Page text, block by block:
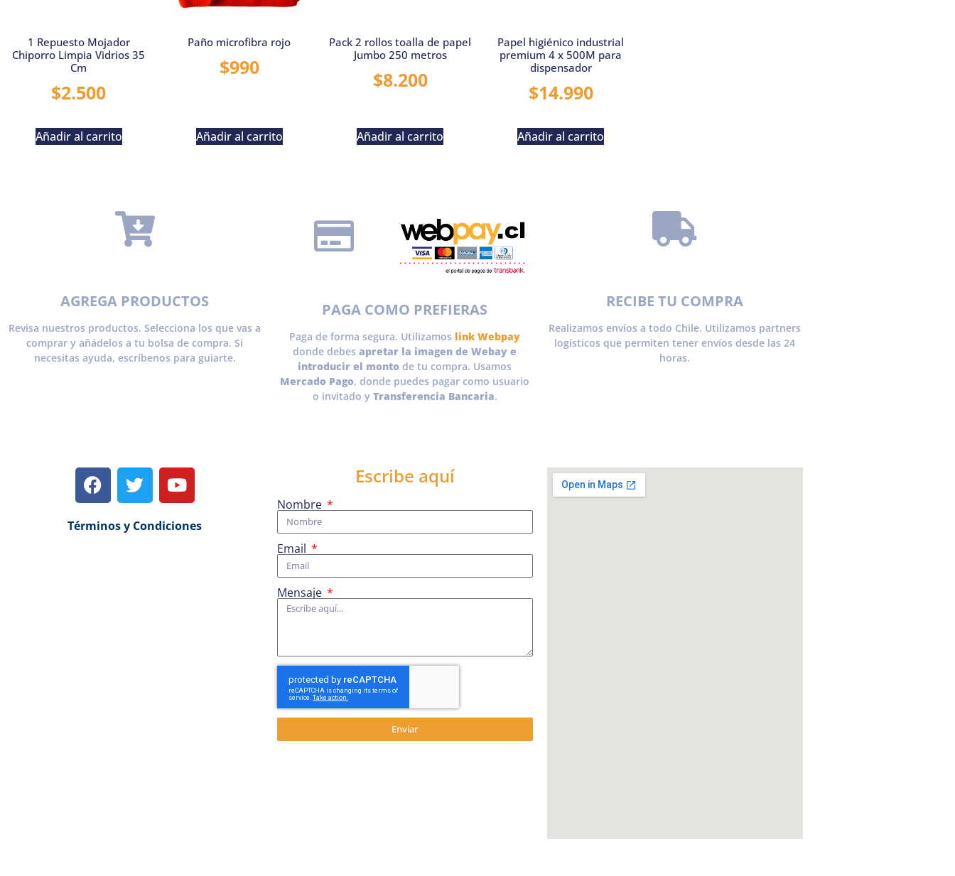
1 Repuesto Mojador
Chiporro Limpia Vidrios 35
Cm
$2.500
Añadir al carrito
Paño microfibra rojo
$990
Añadir al carrito
Pack 2 rollos toalla de papel
Jumbo 250 metros
$8.200
Añadir al carrito
Papel higiénico industrial
premium 4 x 500M para
dispensador
$14.990
Añadir al carrito
AGREGA PRODUCTOS
Revisa nuestros productos. Selecciona los que vas a
comprar y añádelos a tu bolsa de compra. Si
necesitas ayuda, escríbenos para guiarte.
PAGA COMO PREFIERAS
Paga de forma segura. Utilizamos link Webpay
donde debesapretar la imagen de Webay e
introducir el monto de tu compra. Usamos
Mercado Pago, donde puedes pagar como usuario
o invitado y Transferencia Bancaria.
RECIBE TU COMPRA
Realizamos envíos a todo Chile. Utilizamos partners
logísticos que permiten tener envíos desde las 24
horas.
Términos y Condiciones
Escribe aquí
Nombre
Email
Mensaje
Enviar